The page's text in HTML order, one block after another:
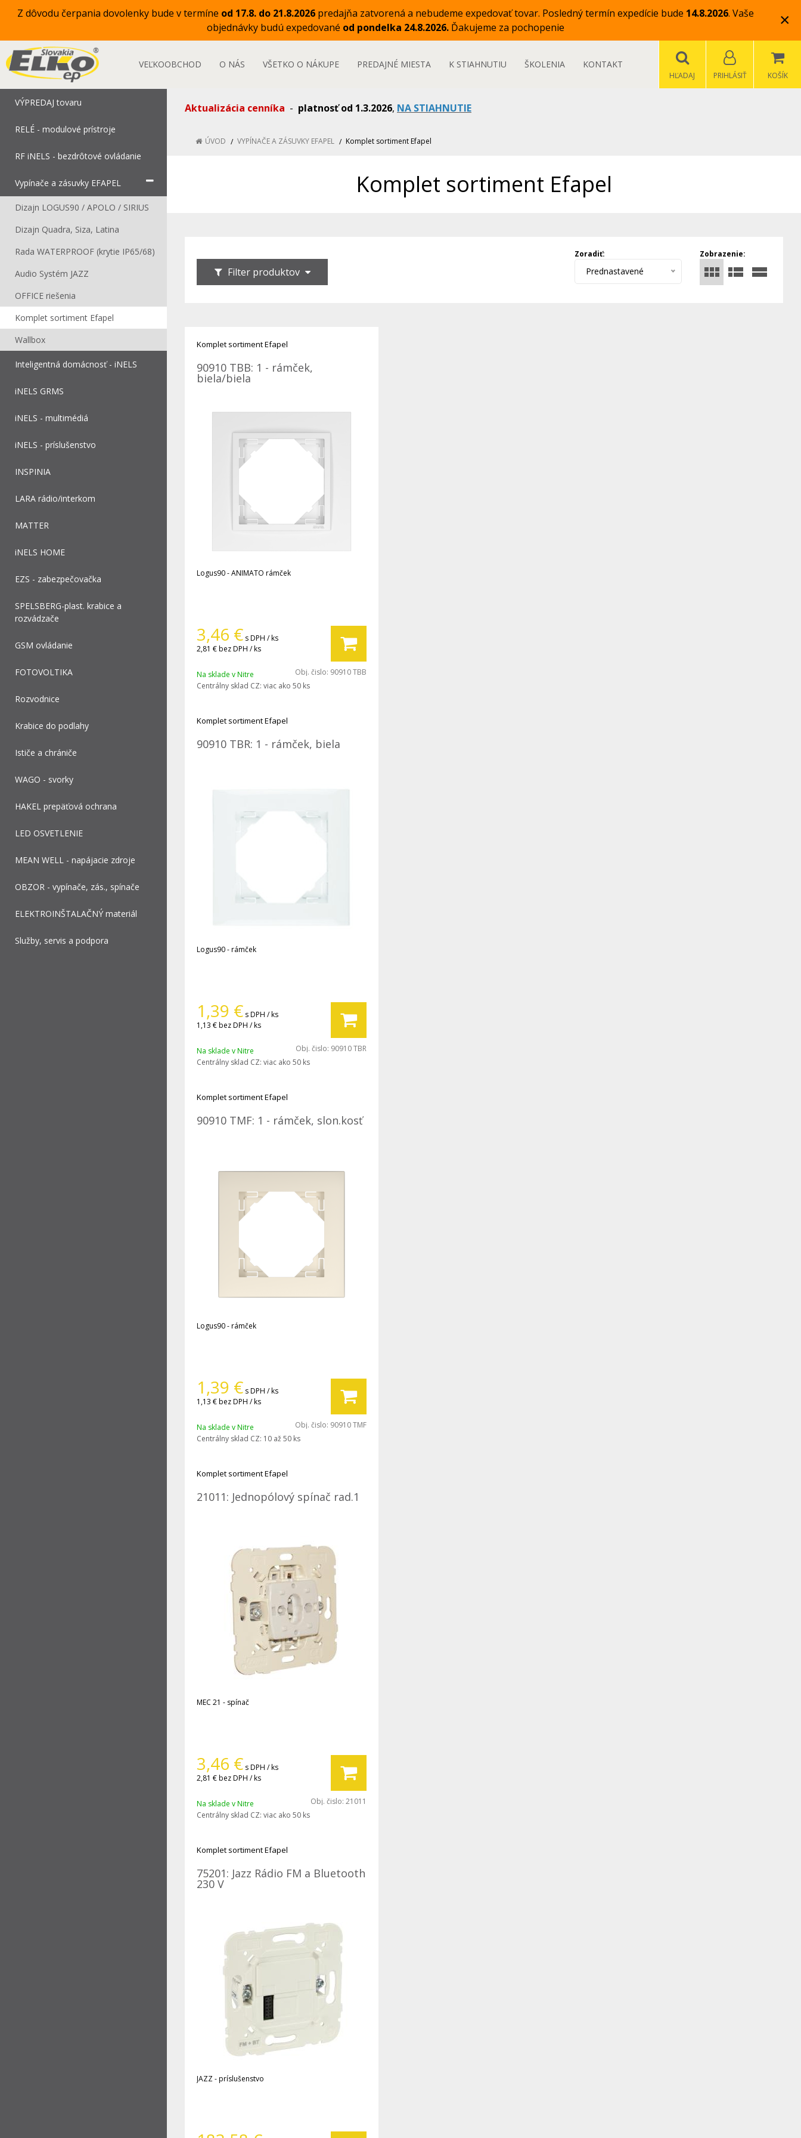
Z dôvodu čerpania dovolenky bude v termíne od 17.8. do 21.8.2026 predajňa zatvorená a nebudeme expedovať tovar. Posledný termín expedície bude 14.8.2026. Vaše
objednávky budú expedované od pondelka 24.8.2026. Ďakujeme za pochopenie ×
VEĽKOOBCHOD O NÁS VŠETKO O NÁKUPE PREDAJNÉ MIESTA K STIAHNUTIU ŠKOLENIA KONTAKT
KOŠÍK
PRIHLÁSIŤ
HĽADAJ
VÝPREDAJ tovaru
RELÉ - modulové prístroje
RF iNELS - bezdrôtové ovládanie
Vypínače a zásuvky EFAPEL
Dizajn LOGUS90 / APOLO / SIRIUS
Dizajn Quadra, Siza, Latina
Rada WATERPROOF (krytie IP65/68)
Audio Systém JAZZ
OFFICE riešenia
Komplet sortiment Efapel
Wallbox
Inteligentná domácnosť - iNELS
iNELS GRMS
iNELS - multimédiá
iNELS - príslušenstvo
INSPINIA
LARA rádio/interkom
MATTER
iNELS HOME
EZS - zabezpečovačka
SPELSBERG-plast. krabice a
rozvádzače
GSM ovládanie
FOTOVOLTIKA
Rozvodnice
Krabice do podlahy
Ističe a chrániče
WAGO - svorky
HAKEL prepäťová ochrana
LED OSVETLENIE
MEAN WELL - napájacie zdroje
OBZOR - vypínače, zás., spínače
ELEKTROINŠTALAČNÝ materiál
Služby, servis a podpora
Aktualizácia cenníka - platnosť od 1.3.2026, NA STIAHNUTIE
ÚVOD VYPÍNAČE A ZÁSUVKY EFAPEL Komplet sortiment Efapel
Komplet sortiment Efapel
Filter produktov
Zobrazenie:
Zoradiť:
Prednastavené
Komplet sortiment Efapel
90910 TBB: 1 - rámček,
biela/biela
Logus90 - ANIMATO rámček
3,46 € s DPH / ks
2,81 €bez DPH / ks
Na sklade v Nitre Obj. čislo: 90910 TBB
Centrálny sklad CZ: viac ako 50 ks
Komplet sortiment Efapel
90910 TBR: 1 - rámček, biela
Logus90 - rámček
1,39 € s DPH / ks
1,13 €bez DPH / ks
Na sklade v Nitre Obj. čislo: 90910 TBR
Centrálny sklad CZ: viac ako 50 ks
Komplet sortiment Efapel
90910 TMF: 1 - rámček, slon.kosť
Logus90 - rámček
1,39 € s DPH / ks
1,13 €bez DPH / ks
Na sklade v Nitre Obj. čislo: 90910 TMF
Centrálny sklad CZ: 10 až 50 ks
Komplet sortiment Efapel
21011: Jednopólový spínač rad.1
MEC 21 - spínač
3,46 € s DPH / ks
2,81 €bez DPH / ks
Na sklade v Nitre Obj. čislo: 21011
Centrálny sklad CZ: viac ako 50 ks
Komplet sortiment Efapel
75201: Jazz Rádio FM a Bluetooth
230 V
JAZZ - príslušenstvo